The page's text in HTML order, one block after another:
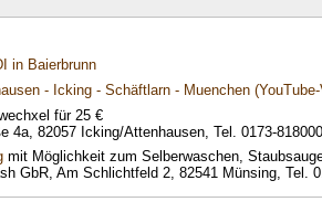
in Baierbrunn
- Icking - Schäftlarn - Muenchen
für 25 €
4a, 82057 Icking/Attenhausen, Tel. 0173-
mit Möglichkeit zum Selberwaschen,
GbR, Am Schlichtfeld 2, 82541 Münsing, Tel.